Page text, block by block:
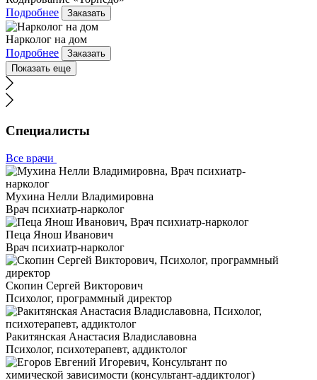
Подробнее
Заказать
Нарколог на дом
Подробнее
Заказать
Показать еще
Специалисты
Все врачи
Мухина Нелли Владимировна
Врач психиатр-нарколог
Пеца Янош Иванович
Врач психиатр-нарколог
Скопин Сергей Викторович
Психолог, программный директор
Ракитянская Анастасия Владиславовна
Психолог, психотерапевт, аддиктолог